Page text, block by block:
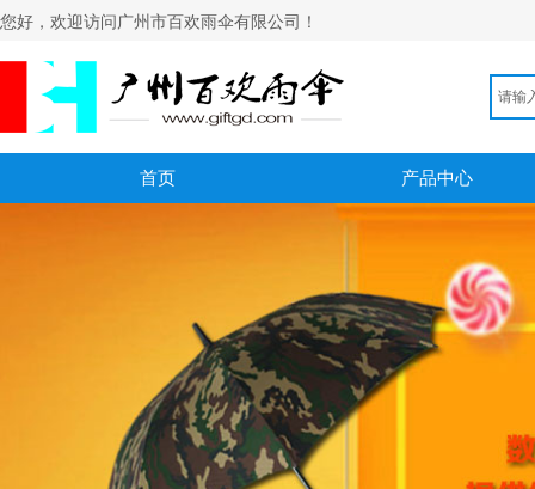
您好，欢迎访问广州市百欢雨伞有限公司！
首页 产品中心